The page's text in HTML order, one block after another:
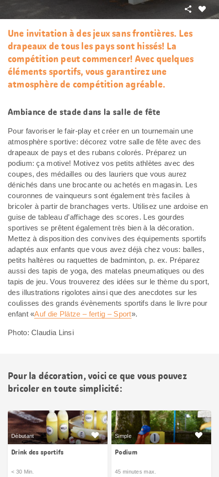
Partager
Une invitation à des jeux sans frontières. Les
drapeaux de tous les pays sont hissés! La
compétition peut commencer! Avec quelques
éléments sportifs, vous garantirez une
atmosphère de compétition agréable.
Ambiance de stade dans la salle de fête
Pour favoriser le fair-play et créer en un tournemain une
atmosphère sportive: décorez votre salle de fête avec des
drapeaux de pays et des rubans colorés. Préparez un
podium: ça motive! Motivez vos petits athlètes avec des
coupes, des médailles ou des lauriers que vous aurez
dénichés dans une brocante ou achetés en magasin. Les
couronnes de vainqueurs sont également très faciles à
bricoler à partir de branchages verts. Utilisez une ardoise en
guise de tableau d’affichage des scores. Les gourdes
sportives se prêtent également très bien à la décoration.
Mettez à disposition des convives des équipements sportifs
adaptés aux enfants que vous avez déjà chez vous: balles,
petits haltères ou raquettes de badminton, p. ex. Préparez
aussi des tapis de yoga, des matelas pneumatiques ou des
tapis de jeu. Vous trouverez des idées sur le thème du sport,
des illustrations rigolotes ainsi que des anecdotes sur les
coulisses des grands évènements sportifs dans le livre pour
enfant «Auf die Plätze – fertig – Sport».
Photo: Claudia Linsi
Pour la décoration, voici ce que vous pouvez
bricoler en toute simplicité:
Débutant
Drink des sportifs
< 30 Min.
Simple
Podium
45 minutes max.